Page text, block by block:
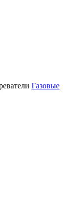
Газовые